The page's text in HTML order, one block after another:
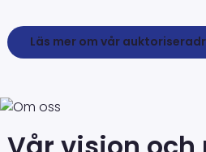
Läs mer om vår auktoriserad